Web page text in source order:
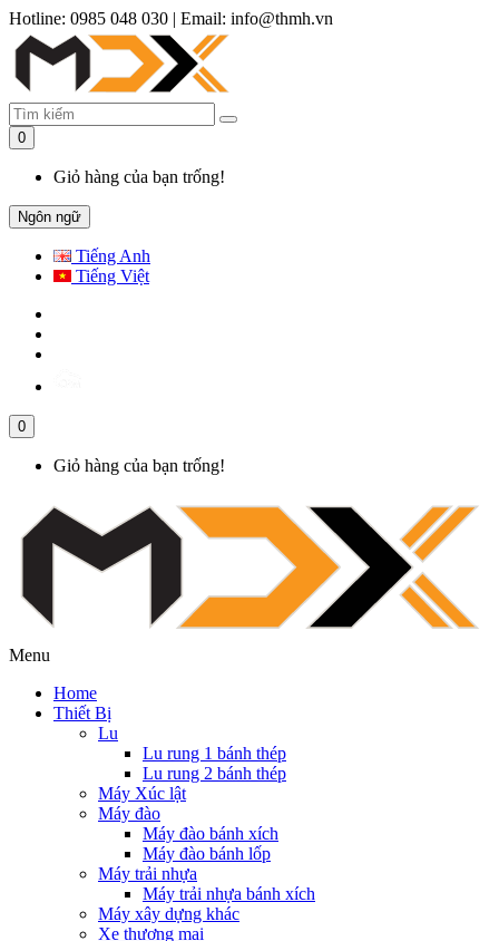
Hotline: 0985 048 030 | Email: info@thmh.vn
0
Giỏ hàng của bạn trống!
Ngôn ngữ
Tiếng Anh
Tiếng Việt
0
Giỏ hàng của bạn trống!
Menu
Home
Thiết Bị
Lu
Lu rung 1 bánh thép
Lu rung 2 bánh thép
Máy Xúc lật
Máy đào
Máy đào bánh xích
Máy đào bánh lốp
Máy trải nhựa
Máy trải nhựa bánh xích
Máy xây dựng khác
Xe thương mại